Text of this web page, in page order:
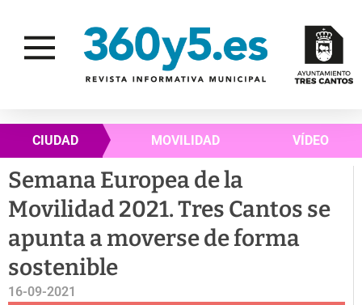
CIUDAD MOVILIDAD VÍDEO
Semana Europea de la
Movilidad 2021. Tres Cantos se
apunta a moverse de forma
sostenible
16-09-2021